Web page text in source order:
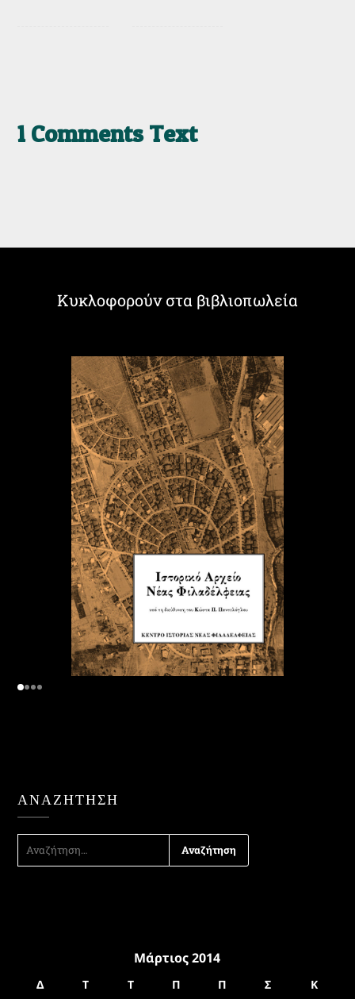
1 Comments Text
Κυκλοφορούν στα βιβλιοπωλεία
ΑΝΑΖΉΤΗΣΗ
ΑΝΑΖΉΤΗΣΗ
ΓΙΑ:
Μάρτιος 2014
Δ Τ Τ Π Π Σ
Κ